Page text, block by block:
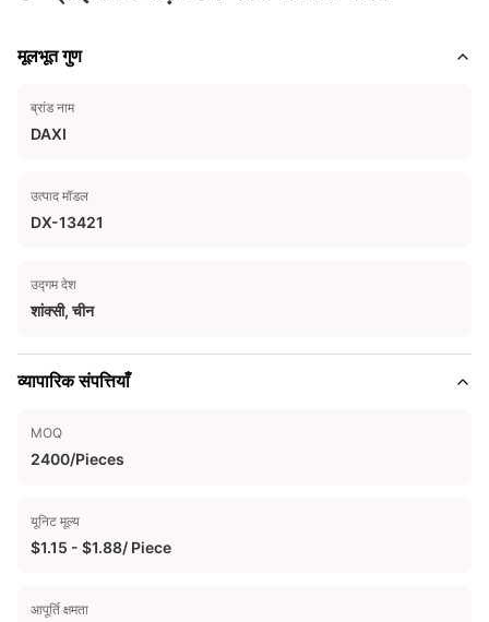
मूलभूत गुण
ब्रांड नाम
DAXI
उत्पाद मॉडल
DX-13421
उद्गम देश
शांक्सी, चीन
व्यापारिक संपत्तियाँ
MOQ
2400/Pieces
यूनिट मूल्य
$1.15 - $1.88/ Piece
आपूर्ति क्षमता